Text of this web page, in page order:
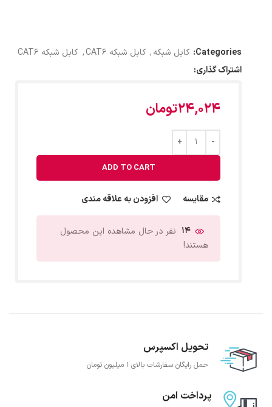
Categories: کابل شبکه, کابل شبکه CAT6 , کابل شبکه CAT6
اشتراک گذاری:
24,024تومان
ADD TO CART
مقایسه افزودن به علاقه مندی
14 نفر در حال مشاهده این محصول
هستند!
تحویل اکسپرس
حمل رایگان سفارشات بالای 1 میلیون تومان
پرداخت امن